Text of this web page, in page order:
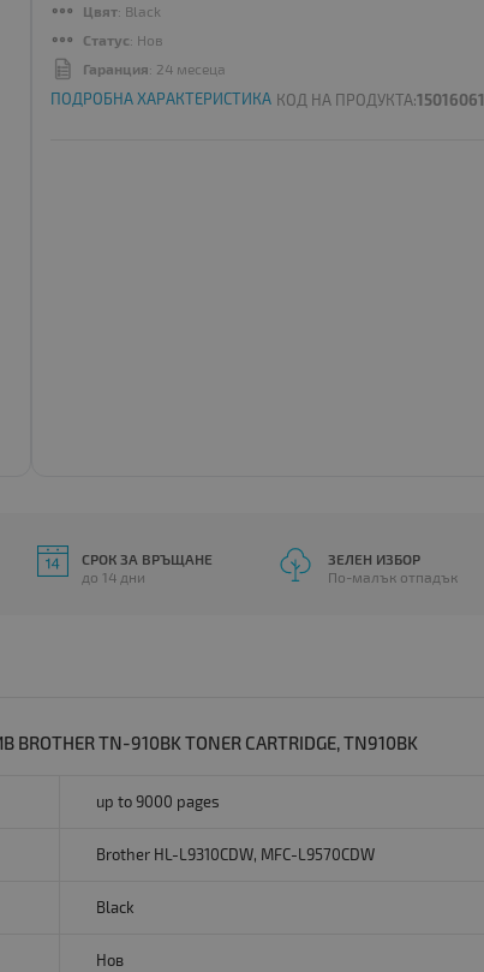
Цвят: Black
Статус: Нов
Гаранция: 24 месеца
ПОДРОБНА ХАРАКТЕРИСТИКА КОД НА ПРОДУКТА:15016061
СРОК ЗА ВРЪЩАНЕ
до 14 дни
ЗЕЛЕН ИЗБОР
По-малък отпадък
TN-910BK TONER CARTRIDGE, TN910BK
up to 9000 pages
Brother HL-L9310CDW, MFC-L9570CDW
Black
Нов